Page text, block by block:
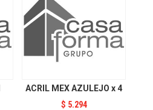
ACRIL MEX AZULEJO x 4
$ 5.294